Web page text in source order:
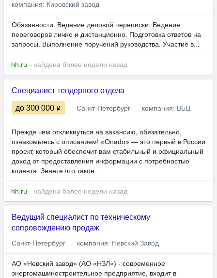
компания: Кировский завод
Обязанности: Ведение деловой переписки. Ведение
переговоров лично и дистанционно. Подготовка ответов на
запросы. Выполнение поручений руководства. Участие в...
hh.ru - найдена более недели назад
Специалист тендерного отдела
до 300 000 Санкт-Петербург компания: ВБЦ
Прежде чем откликнуться на вакансию, обязательно,
ознакомьтесь с описанием! «Onado» — это первый в России
проект, который обеспечит вам стабильный и официальный
доход от предоставления информации с потребностью
клиента. Знаете что такое...
hh.ru - найдена более недели назад
Ведущий специалист по техническому
сопровождению продаж
Санкт-Петербург компания: Невский Завод
АО «Невский завод» (АО «НЗЛ») - современное
энергомашиностроительное предприятие, входит в